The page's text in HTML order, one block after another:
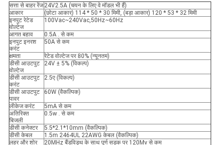
सत्ता से बाहर रेंज 24V2.5A (चयन के लिए वे मॉडल भी हैं)
आकार
(छोटा आकार) 114 * 50 * 30 मिमी, (बड़ा आकार) 120 * 53 * 32 मिमी
इनपुट रेटेड
वोल्टेज
100Vac~240Vac,50Hz~60Hz
आगत बहाव
0.5A . से कम
इनपुट इनरश
करंट
50A से कम
क्षमता
रेटेड वोल्टेज पर 80% (न्यूनतम)
डीसी आउटपुट
वोल्टेज
24V ± 5% (विकल्प)
डीसी आउटपुट
करंट
2.5ए (विकल्प)
डीसी आउटपुट
पावर
60W (वैकल्पिक)
लीकेज करंट
5mA से कम
अतिरिक्त
बिजली
0.5w . से कम
डीसी कनेक्टर
5.5*2.1*10mm (वैकल्पिक)
डीसी केबल
1.5m 2464UL 22AWG केबल (वैकल्पिक)
लहर और शोर
20MHz बैंडविड्थ के साथ पूर्ण सड़क पर 120Mv से कम